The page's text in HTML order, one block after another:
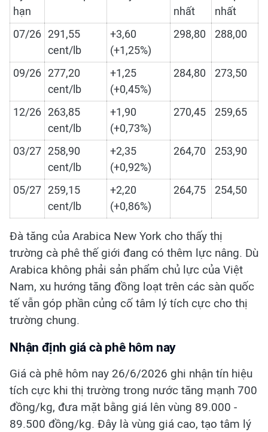
hạn
nhất
nhất
07/26 291,55
cent/lb
+3,60
(+1,25%)
298,80 288,00
09/26 277,20
cent/lb
+1,25
(+0,45%)
284,80 273,50
12/26 263,85
cent/lb
+1,90
(+0,73%)
270,45 259,65
03/27 258,90
cent/lb
+2,35
(+0,92%)
264,70 253,90
05/27 259,15
cent/lb
+2,20
(+0,86%)
264,75 254,50
Đà tăng của Arabica New York cho thấy thị
trường cà phê thế giới đang có thêm lực nâng. Dù
Arabica không phải sản phẩm chủ lực của Việt
Nam, xu hướng tăng đồng loạt trên các sàn quốc
tế vẫn góp phần củng cố tâm lý tích cực cho thị
trường chung.
Nhận định giá cà phê hôm nay
Giá cà phê hôm nay 26/6/2026 ghi nhận tín hiệu
tích cực khi thị trường trong nước tăng mạnh 700
đồng/kg, đưa mặt bằng giá lên vùng 89.000 -
89.500 đồng/kg. Đây là vùng giá cao, tạo tâm lý